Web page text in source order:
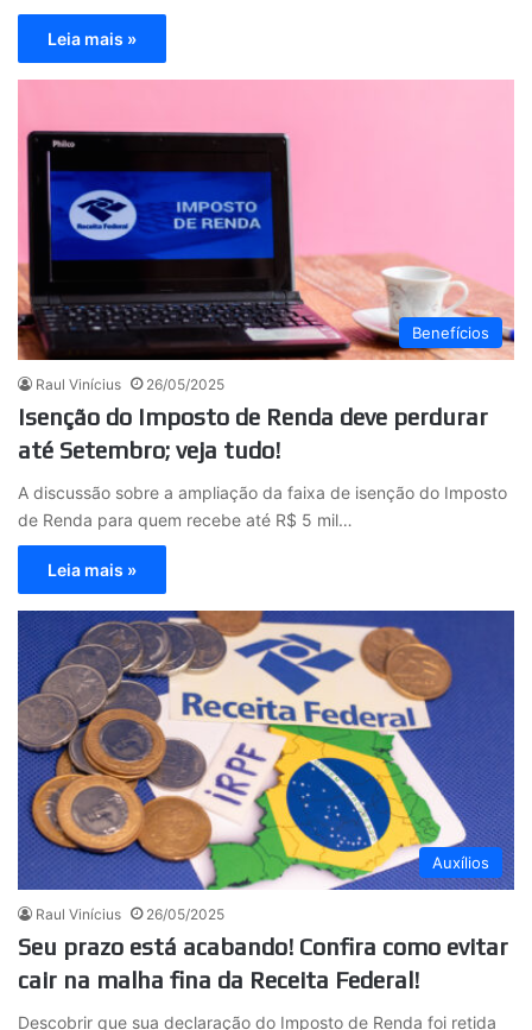
Leia mais »
Benefícios
Raul Vinícius 26/05/2025
Isenção do Imposto de Renda deve perdurar
até Setembro; veja tudo!
A discussão sobre a ampliação da faixa de isenção do Imposto
de Renda para quem recebe até R$ 5 mil…
Leia mais »
Auxílios
Raul Vinícius 26/05/2025
Seu prazo está acabando! Confira como evitar
cair na malha fina da Receita Federal!
Descobrir que sua declaração do Imposto de Renda foi retida